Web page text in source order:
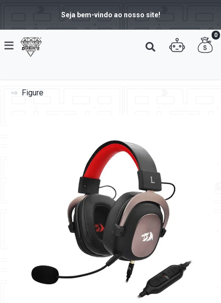
Seja bem-vindo ao nosso site!
0
Figure